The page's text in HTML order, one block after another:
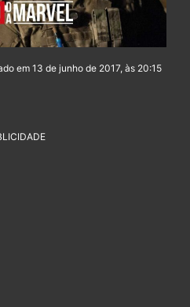
em 13 de junho de 2017, às 20:15